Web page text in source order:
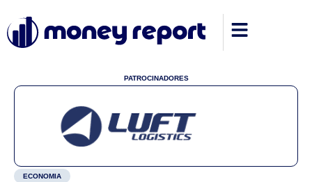
PATROCINADORES
ECONOMIA